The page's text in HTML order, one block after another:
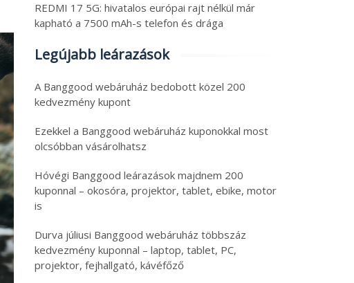
REDMI 17 5G: hivatalos európai rajt nélkül már
kapható a 7500 mAh-s telefon és drága
Legújabb leárazások
A Banggood webáruház bedobott közel 200
kedvezmény kupont
Ezekkel a Banggood webáruház kuponokkal most
olcsóbban vásárolhatsz
Hóvégi Banggood leárazások majdnem 200
kuponnal – okosóra, projektor, tablet, ebike, motor
is
Durva júliusi Banggood webáruház többszáz
kedvezmény kuponnal – laptop, tablet, PC,
projektor, fejhallgató, kávéfőző